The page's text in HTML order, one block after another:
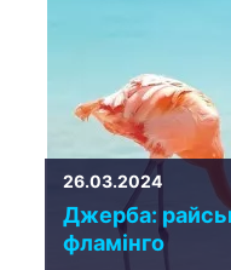
26.03.2024
Джерба:
фламінго